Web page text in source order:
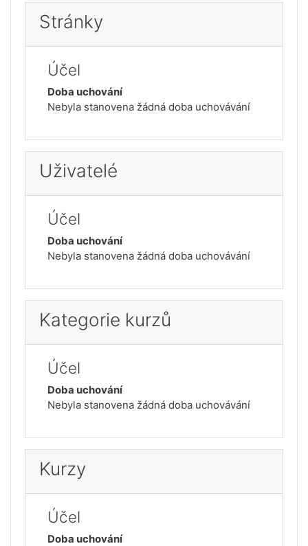
Stránky
Účel
Doba uchování
Nebyla stanovena žádná doba uchovávání
Uživatelé
Účel
Doba uchování
Nebyla stanovena žádná doba uchovávání
Kategorie kurzů
Účel
Doba uchování
Nebyla stanovena žádná doba uchovávání
Kurzy
Účel
Doba uchování